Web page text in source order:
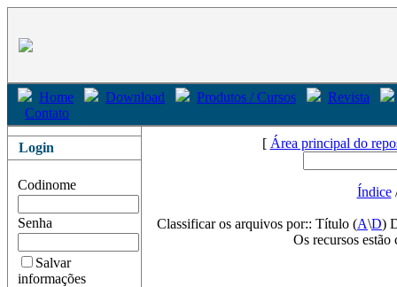
Home Download Produtos / Cursos
Revista
Contato
Login
Codinome
Senha
Salvar
informações
[ Área principal do
Índice
Classificar os arquivos por:: Título (A\D)
Os recursos